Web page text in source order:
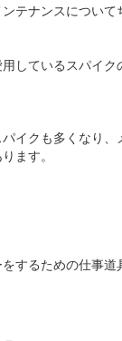
テナンスについて
しているスパイク
イクも多くなり
ます。
するための仕事道